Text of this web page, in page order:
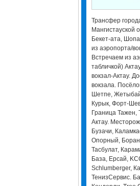
Трансфер
Мангистауской
Бекет-ата,
из аэропорта/
Встречаем из
табличкой)
вокзал-Актау.
вокзала.
Шетпе,
Курык, Форт-
Граница Тажен,
Актау.
Бузачи,
Опорный,
Тасбулат,
База, Ерсай,
Schlumberger,
ТенизСервис.